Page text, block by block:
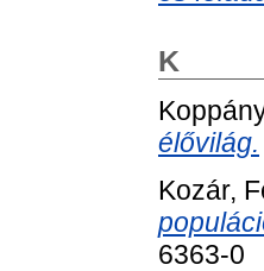
K
élővilág.
Kozár,
6363-0